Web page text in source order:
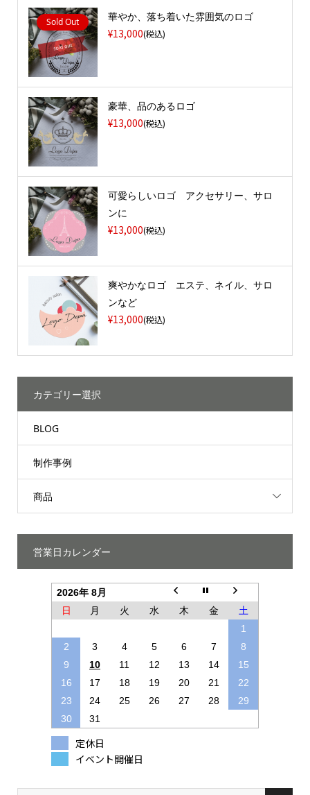
Sold Out 華やか、落ち着いた雰囲気のロゴ
¥13,000(税込)
豪華、品のあるロゴ
¥13,000(税込)
可愛らしいロゴ アクセサリー、サロ
ンに
¥13,000(税込)
爽やかなロゴ エステ、ネイル、サロ
ンなど
¥13,000(税込)
カテゴリー選択
BLOG
制作事例
商品
営業日カレンダー
2026年 8月
日
月 火 水 木 金
土
1
2
3 4 5 6 7
8
9
10 11 12 13 14
15
16
17 18 19 20 21
22
23
24 25 26 27 28
29
30
31
定休日
イベント開催日